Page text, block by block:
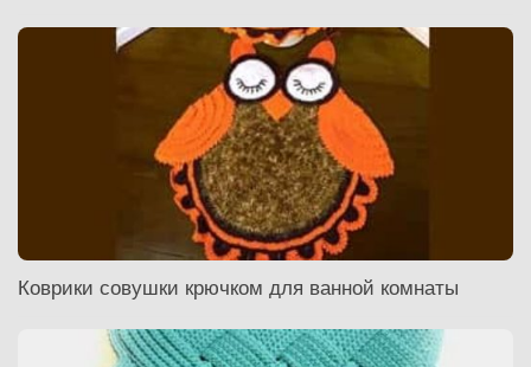
Коврики совушки крючком для ванной комнаты